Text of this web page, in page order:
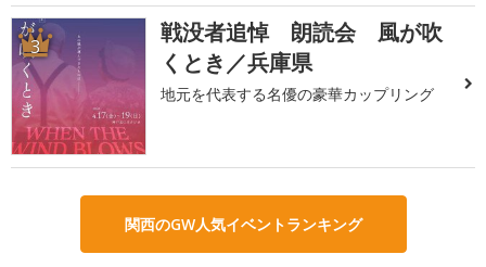
3
戦没者追悼 朗読会 風が吹
くとき／兵庫県
地元を代表する名優の豪華カップリング
関西のGW人気イベントランキング